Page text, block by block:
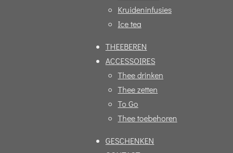
Kruideninfusies
Ice tea
THEEBEREN
ACCESSOIRES
Thee drinken
Thee zetten
To Go
Thee toebehoren
GESCHENKEN